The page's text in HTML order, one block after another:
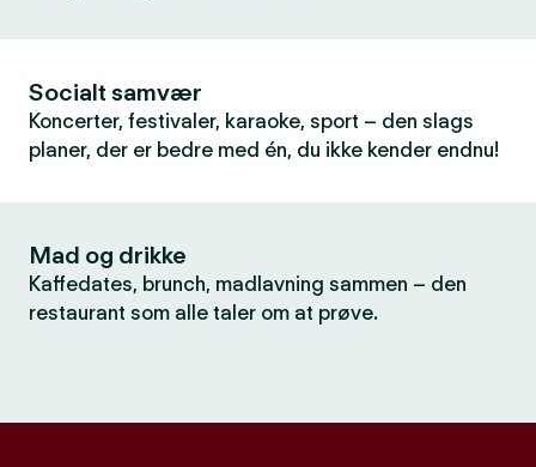
Socialt samvær
Koncerter, festivaler, karaoke, sport – den slags
planer, der er bedre med én, du ikke kender endnu!
Mad og drikke
Kaffedates, brunch, madlavning sammen – den
restaurant som alle taler om at prøve.